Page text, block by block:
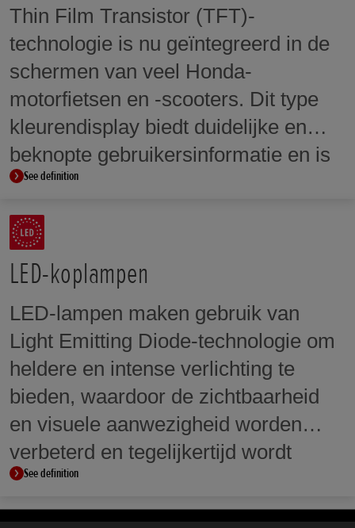
Thin Film Transistor (TFT)-
technologie is nu geïntegreerd in de
schermen van veel Honda-
motorfietsen en -scooters. Dit type
kleurendisplay biedt duidelijke en
beknopte gebruikersinformatie en is
bij sommige modellen voorzien van
touchscreentechnologie.
See definition
LED-koplampen
LED-lampen maken gebruik van
Light Emitting Diode-technologie om
heldere en intense verlichting te
bieden, waardoor de zichtbaarheid
en visuele aanwezigheid worden
verbeterd en tegelijkertijd wordt
geprofiteerd van hun lage verbruik.
See definition